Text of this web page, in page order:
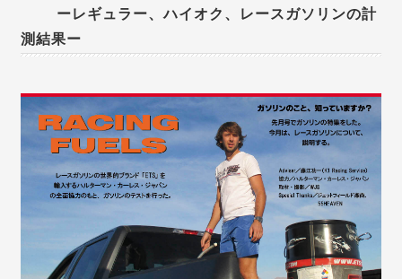
ーレギュラー、ハイオク、レースガソリンの計
測結果ー